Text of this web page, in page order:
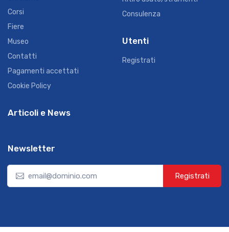
Corsi
Fiere
Museo
Contatti
Pagamenti accettati
Cookie Policy
Consulenza
Utenti
Registrati
Articoli e News
Newsletter
Registrati